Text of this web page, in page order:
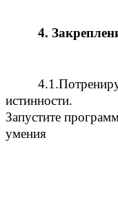
4.
истинности.
Запустите
умения